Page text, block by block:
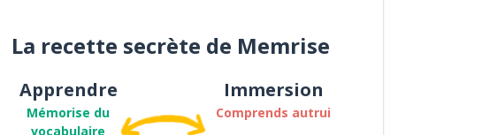
La recette secrète de Memrise
Apprendre
Mémorise du
vocabulaire
Immersion
Comprends autrui